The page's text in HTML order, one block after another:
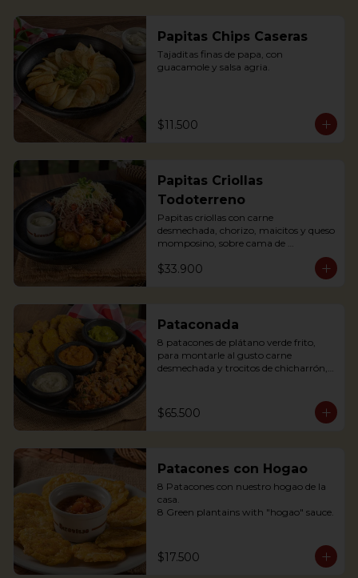
Papitas Chips Caseras
Tajaditas finas de papa, con
guacamole y salsa agria.
$11.500
Papitas Criollas
Todoterreno
Papitas criollas con carne
desmechada, chorizo, maicitos y queso
momposino, sobre cama de
$33.900
Pataconada
8 patacones de plátano verde frito,
para montarle al gusto carne
desmechada y trocitos de chicharrón,
assemble with shredded meat and
chicharrón chunks, sour cream, refried
$65.500
Patacones con Hogao
8 Patacones con nuestro hogao de la
casa.
8 Green plantains with "hogao" sauce.
$17.500